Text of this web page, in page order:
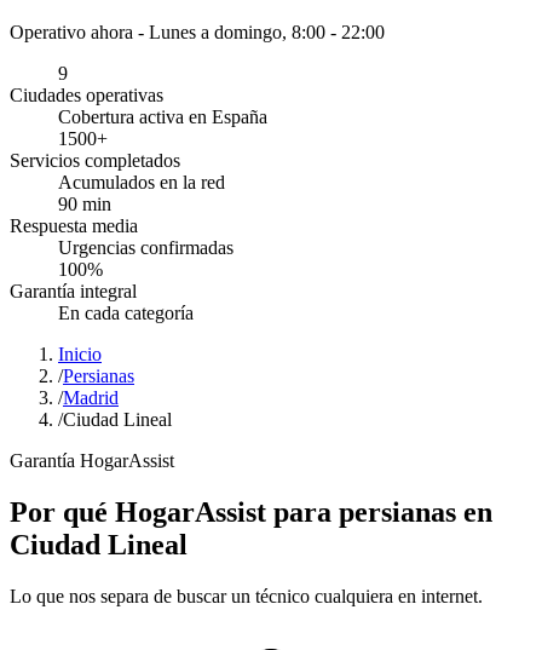
Operativo ahora - Lunes a domingo, 8:00 - 22:00
9
Ciudades operativas
Cobertura activa en España
1500+
Servicios completados
Acumulados en la red
90 min
Respuesta media
Urgencias confirmadas
100%
Garantía integral
En cada categoría
Inicio
/Persianas
/Madrid
/Ciudad Lineal
Garantía HogarAssist
Por qué HogarAssist para persianas en
Ciudad Lineal
Lo que nos separa de buscar un técnico cualquiera en internet.